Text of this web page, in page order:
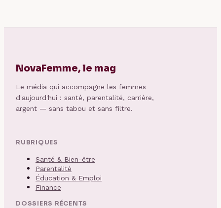
NovaFemme, le mag
Le média qui accompagne les femmes
d'aujourd'hui : santé, parentalité, carrière,
argent — sans tabou et sans filtre.
RUBRIQUES
Santé & Bien-être
Parentalité
Éducation & Emploi
Finance
DOSSIERS RÉCENTS